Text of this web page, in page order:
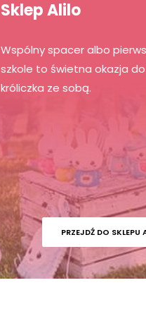
Sklep Alilo
Wspólny spacer albo
szkole to świetna okazja
króliczka ze sobą.
PRZEJDŹ DO SKLEPU